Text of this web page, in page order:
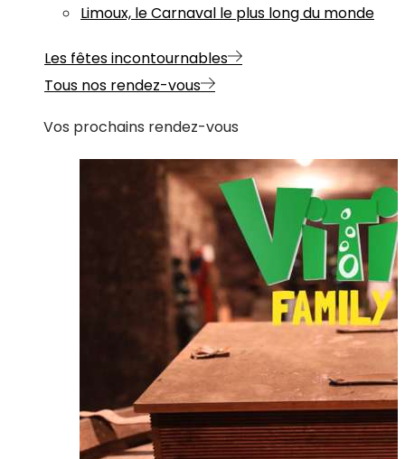
Limoux, le Carnaval le plus long du monde
Les fêtes incontournables
Tous nos rendez-vous
Vos prochains rendez-vous